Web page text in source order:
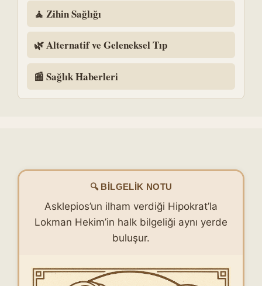
🧘 Zihin Sağlığı
🌿 Alternatif ve Geleneksel Tıp
📰 Sağlık Haberleri
🔍 BILGELIK NOTU
Asklepios’un ilham verdiği Hipokrat’la
Lokman Hekim’in halk bilgeliği aynı yerde
buluşur.